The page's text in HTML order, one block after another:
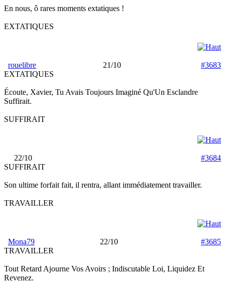
En nous, ô rares moments extatiques !
EXTATIQUES
rouelibre 21/10
#3683
EXTATIQUES
Écoute, Xavier, Tu Avais Toujours Imaginé Qu'Un Esclandre
Suffirait.
SUFFIRAIT
22/10
#3684
SUFFIRAIT
Son ultime forfait fait, il rentra, allant immédiatement travailler.
TRAVAILLER
Mona79 22/10
#3685
TRAVAILLER
Tout Retard Ajourne Vos Avoirs ; Indiscutable Loi, Liquidez Et
Revenez.